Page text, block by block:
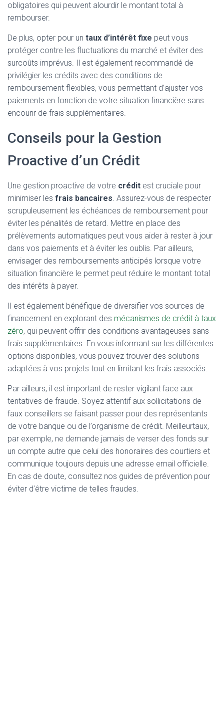
obligatoires qui peuvent alourdir le montant total à
rembourser.
De plus, opter pour un taux d’intérêt fixe peut vous
protéger contre les fluctuations du marché et éviter des
surcoûts imprévus. Il est également recommandé de
privilégier les crédits avec des conditions de
remboursement flexibles, vous permettant d’ajuster vos
paiements en fonction de votre situation financière sans
encourir de frais supplémentaires.
Conseils pour la Gestion
Proactive d’un Crédit
Une gestion proactive de votre crédit est cruciale pour
minimiser les frais bancaires. Assurez-vous de respecter
scrupuleusement les échéances de remboursement pour
éviter les pénalités de retard. Mettre en place des
prélèvements automatiques peut vous aider à rester à jour
dans vos paiements et à éviter les oublis. Par ailleurs,
envisager des remboursements anticipés lorsque votre
situation financière le permet peut réduire le montant total
des intérêts à payer.
Il est également bénéfique de diversifier vos sources de
financement en explorant des mécanismes de crédit à taux
zéro, qui peuvent offrir des conditions avantageuses sans
frais supplémentaires. En vous informant sur les différentes
options disponibles, vous pouvez trouver des solutions
adaptées à vos projets tout en limitant les frais associés.
Par ailleurs, il est important de rester vigilant face aux
tentatives de fraude. Soyez attentif aux sollicitations de
faux conseillers se faisant passer pour des représentants
de votre banque ou de l’organisme de crédit. Meilleurtaux,
par exemple, ne demande jamais de verser des fonds sur
un compte autre que celui des honoraires des courtiers et
communique toujours depuis une adresse email officielle.
En cas de doute, consultez nos guides de prévention pour
éviter d’être victime de telles fraudes.